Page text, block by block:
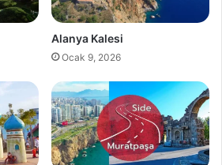
Alanya Kalesi
Ocak 9, 2026